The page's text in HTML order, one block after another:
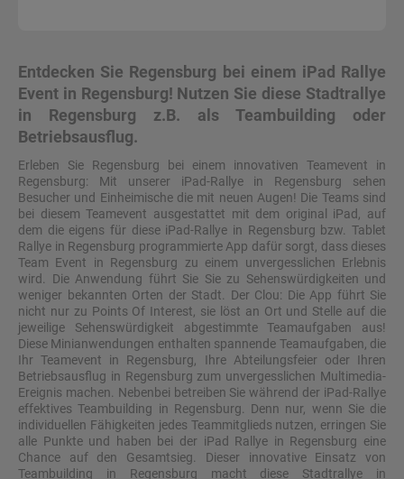
Entdecken Sie Regensburg bei einem iPad Rallye
Event in Regensburg! Nutzen Sie diese Stadtrallye
in Regensburg z.B. als Teambuilding oder
Betriebsausflug.
Erleben Sie Regensburg bei einem innovativen Teamevent in
Regensburg: Mit unserer iPad-Rallye in Regensburg sehen
Besucher und Einheimische die mit neuen Augen! Die Teams sind
bei diesem Teamevent ausgestattet mit dem original iPad, auf
dem die eigens für diese iPad-Rallye in Regensburg bzw. Tablet
Rallye in Regensburg programmierte App dafür sorgt, dass dieses
Team Event in Regensburg zu einem unvergesslichen Erlebnis
wird. Die Anwendung führt Sie Sie zu Sehenswürdigkeiten und
weniger bekannten Orten der Stadt. Der Clou: Die App führt Sie
nicht nur zu Points Of Interest, sie löst an Ort und Stelle auf die
jeweilige Sehenswürdigkeit abgestimmte Teamaufgaben aus!
Diese Minianwendungen enthalten spannende Teamaufgaben, die
Ihr Teamevent in Regensburg, Ihre Abteilungsfeier oder Ihren
Betriebsausflug in Regensburg zum unvergesslichen Multimedia-
Ereignis machen. Nebenbei betreiben Sie während der iPad-Rallye
effektives Teambuilding in Regensburg. Denn nur, wenn Sie die
individuellen Fähigkeiten jedes Teammitglieds nutzen, erringen Sie
alle Punkte und haben bei der iPad Rallye in Regensburg eine
Chance auf den Gesamtsieg. Dieser innovative Einsatz von
Teambuilding in Regensburg macht diese Stadtrallye in